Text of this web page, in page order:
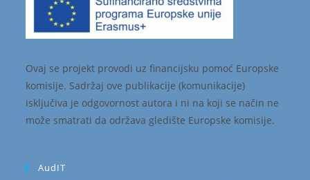
Ovaj se projekt provodi uz financijsku pomoć Europske
komisije. Sadržaj ove publikacije (komunikacije)
isključiva je odgovornost autora i ni na koji se način ne
može smatrati da održava gledište Europske komisije.
AudIT